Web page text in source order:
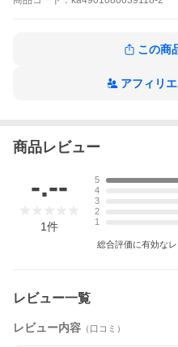
●こぼれた場合はすぐに拭きとる
●手についた場合は石けんでよ
●使用中気分が悪くなった場合
●直射日光を避け、涼しい所に保
●まれにボトルに液が溜まるが
この商
アフィリ
商品レビュー
-.--
1件
5
4
3
2
1
総合評価に有効な
レビュー一覧
レビュー内容 （口コミ）